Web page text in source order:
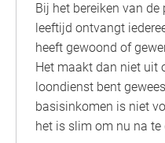
Bij het bereiken van
leeftijd ontvangt
heeft gewoond of
Het maakt dan niet uit
loondienst bent
basisinkomen is niet
het is slim om nu na te